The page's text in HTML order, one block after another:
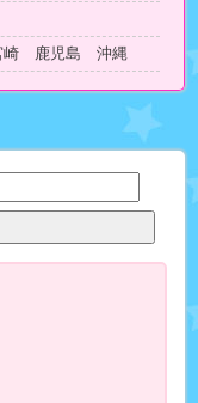
鹿児島 沖縄